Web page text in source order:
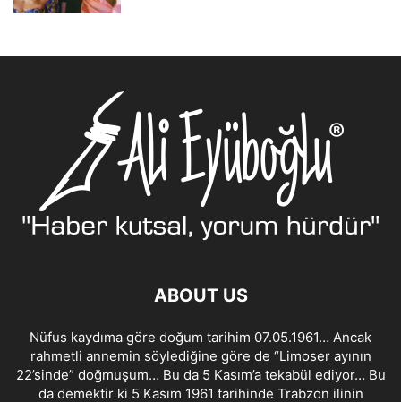
ABOUT US
Nüfus kaydıma göre doğum tarihim 07.05.1961… Ancak
rahmetli annemin söylediğine göre de “Limoser ayının
22’sinde” doğmuşum… Bu da 5 Kasım’a tekabül ediyor… Bu
da demektir ki 5 Kasım 1961 tarihinde Trabzon ilinin